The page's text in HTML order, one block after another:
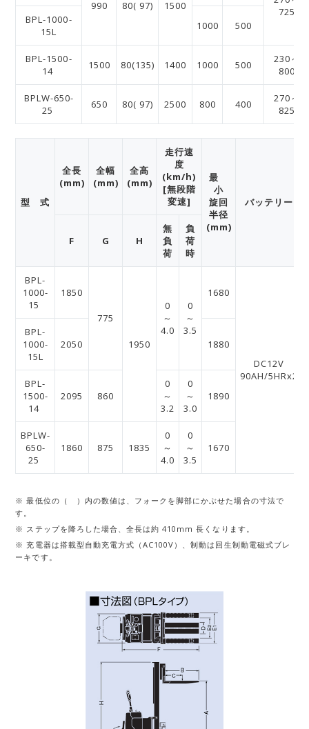
990
80( 97) 1500
725
BPL-1000-
15L
1000 500
BPL-1500-
14
1500 80(135) 1400 1000 500
230～
800
BPLW-650-
25
650 80( 97) 2500 800 400
270～
825
型 式
全長
(mm)
全幅
(mm)
全高
(mm)
走行速
度
(km/h)
[無段階
変速]
最
小
旋回
半径
(mm)
バッテリー
F G H
無
負
荷
負
荷
時
BPL-
1000-
15
1850
775
1950
0
～
4.0
0
～
3.5
1680
DC12V
90AH/5HRx2
BPL-
1000-
15L
2050 1880
BPL-
1500-
14
2095 860
0
～
3.2
0
～
3.0
1890
BPLW-
650-
25
1860 875 1835
0
～
4.0
0
～
3.5
1670
※ 最低位の（ ）内の数値は、フォークを脚部にかぶせた場合の寸法で
す。
※ ステップを降ろした場合、全長は約 410mm 長くなります。
※ 充電器は搭載型自動充電方式（AC100V）、制動は回生制動電磁式ブレ
ーキです。